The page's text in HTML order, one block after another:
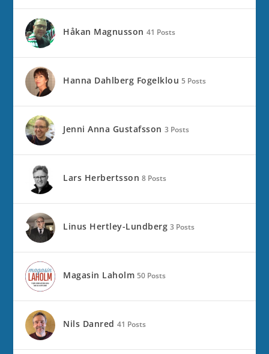
Håkan Magnusson 41 Posts
Hanna Dahlberg Fogelklou 5 Posts
Jenni Anna Gustafsson 3 Posts
Lars Herbertsson 8 Posts
Linus Hertley-Lundberg 3 Posts
Magasin Laholm 50 Posts
Nils Danred 41 Posts